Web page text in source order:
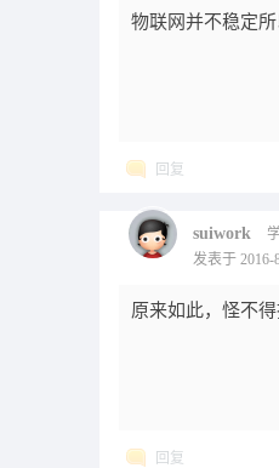
物联网并不稳定
回复
suiwork
发表于 2016-
原来如此，怪不
回复